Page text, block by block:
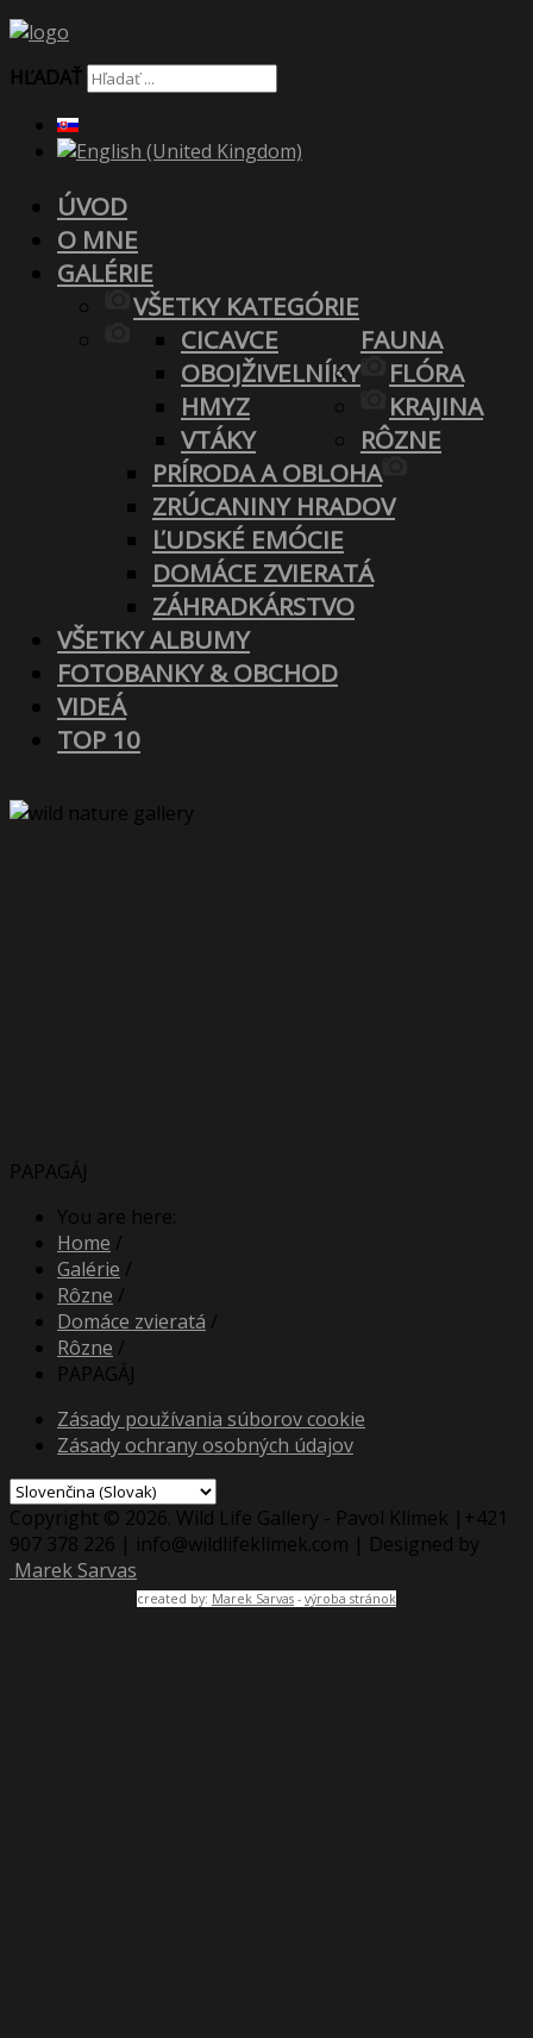
HĽADAŤ
ÚVOD
O MNE
GALÉRIE
VŠETKY KATEGÓRIE
FAUNA
CICAVCE
OBOJŽIVELNÍKY
HMYZ
VTÁKY
FLÓRA
KRAJINA
PRÍRODA A OBLOHA
RÔZNE
ZRÚCANINY HRADOV
ĽUDSKÉ EMÓCIE
DOMÁCE ZVIERATÁ
ZÁHRADKÁRSTVO
VŠETKY ALBUMY
FOTOBANKY & OBCHOD
VIDEÁ
TOP 10
PAPAGÁJ
You are here:
Home /
Galérie /
Rôzne /
Domáce zvieratá /
Rôzne /
PAPAGÁJ
Zásady používania súborov cookie
Zásady ochrany osobných údajov
Copyright © 2026. Wild Life Gallery - Pavol Klimek |+421
907 378 226 | info@wildlifeklimek.com | Designed by
Marek Sarvas
created by: Marek Sarvas - výroba stránok